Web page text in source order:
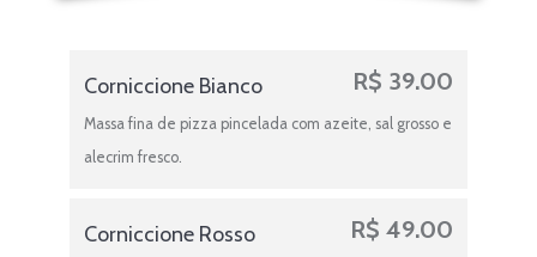
Corniccione Bianco R$ 39.00
Massa fina de pizza pincelada com azeite, sal grosso e
alecrim fresco.
Corniccione Rosso R$ 49.00